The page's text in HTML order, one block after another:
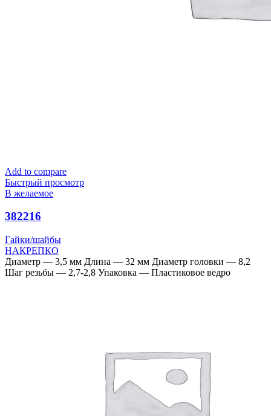
Add to compare
Быстрый просмотр
В желаемое
382216
Гайки/шайбы
НАКРЕПКО
Диаметр — 3,5 мм Длина — 32 мм Диаметр головки — 8,2
Шаг резьбы — 2,7-2,8 Упаковка — Пластиковое ведро